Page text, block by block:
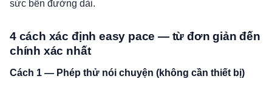
sức bền đường dài.
4 cách xác định easy pace — từ đơn giản đến
chính xác nhất
Cách 1 — Phép thử nói chuyện (không cần thiết bị)